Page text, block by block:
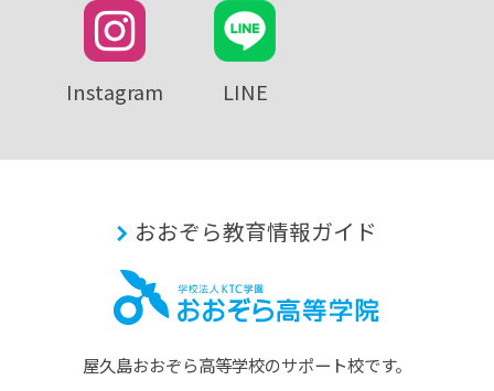
Instagram LINE
おおぞら教育情報ガイド
屋久島おおぞら⾼等学校のサポート校です。